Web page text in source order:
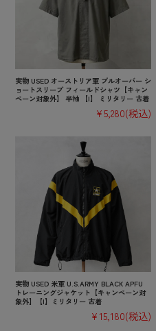
実物 USED オーストリア軍 プルオーバー シ
ョートスリーブ フィールドシャツ【キャン
ペーン対象外】 半袖 【I】 ミリタリー 古着
¥5,280(税込)
実物 USED 米軍 U.S.ARMY BLACK APFU
トレーニングジャケット【キャンペーン対
象外】【I】ミリタリー 古着
¥15,180(税込)